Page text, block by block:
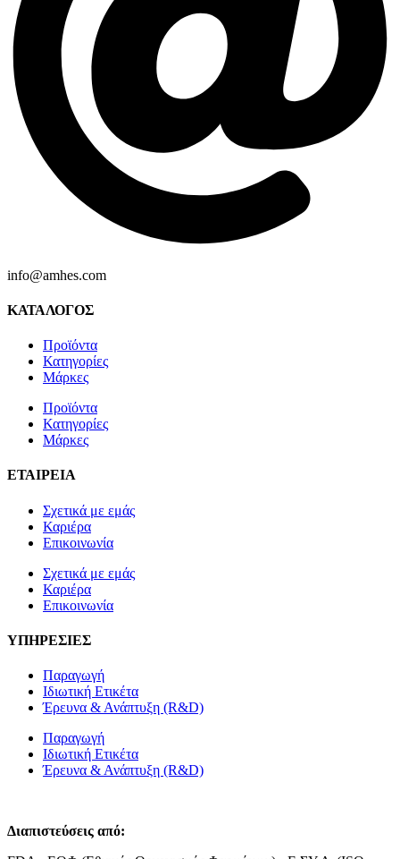
info@amhes.com
ΚΑΤΑΛΟΓΟΣ
Προϊόντα
Κατηγορίες
Μάρκες
Προϊόντα
Κατηγορίες
Μάρκες
ΕΤΑΙΡΕΙΑ
Σχετικά με εμάς
Καριέρα
Επικοινωνία
Σχετικά με εμάς
Καριέρα
Επικοινωνία
ΥΠΗΡΕΣΙΕΣ
Παραγωγή
Ιδιωτική Ετικέτα
Έρευνα & Ανάπτυξη (R&D)
Παραγωγή
Ιδιωτική Ετικέτα
Έρευνα & Ανάπτυξη (R&D)
Διαπιστεύσεις από: